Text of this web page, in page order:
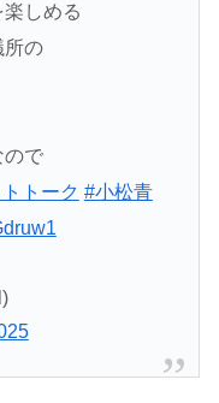
しめる
所の
ので
トーク #小松青